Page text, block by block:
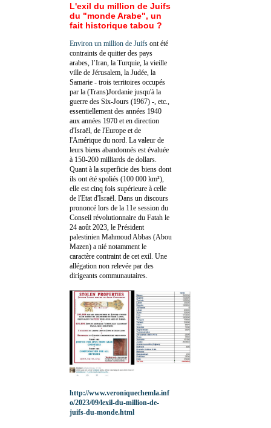
L'exil du million de Juifs
du "monde Arabe", un
fait historique tabou ?
Environ un million de Juifs ont été
contraints de quitter des pays
arabes, l’Iran, la Turquie, la vieille
ville de Jérusalem, la Judée, la
Samarie - trois territoires occupés
par la (Trans)Jordanie jusqu'à la
guerre des Six-Jours (1967) -, etc.,
essentiellement des années 1940
aux années 1970 et en direction
d'Israël, de l'Europe et de
l'Amérique du nord. La valeur de
leurs biens abandonnés est évaluée
à 150-200 milliards de dollars.
Quant à la superficie des biens dont
ils ont été spoliés (100 000 km²),
elle est cinq fois supérieure à celle
de l'Etat d'Israël. Dans un discours
prononcé lors de la 11e session du
Conseil révolutionnaire du Fatah le
24 août 2023, le Président
palestinien Mahmoud Abbas (Abou
Mazen) a nié notamment le
caractère contraint de cet exil. Une
allégation non relevée par des
dirigeants communautaires.
http://www.veroniquechemla.inf
o/2023/09/lexil-du-million-de-
juifs-du-monde.html